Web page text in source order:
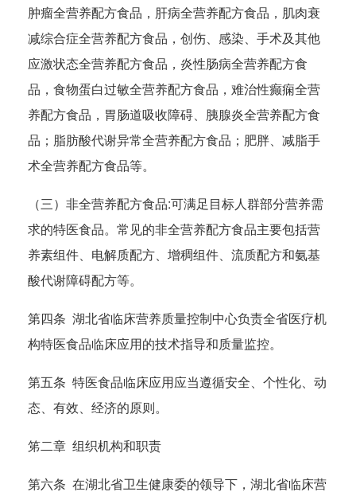
肿瘤全营养配方食品，肝病全营养配方食品，肌肉衰
减综合症全营养配方食品，创伤、感染、手术及其他
应激状态全营养配方食品，炎性肠病全营养配方食
品，食物蛋白过敏全营养配方食品，难治性癫痫全营
养配方食品，胃肠道吸收障碍、胰腺炎全营养配方食
品；脂肪酸代谢异常全营养配方食品；肥胖、减脂手
术全营养配方食品等。
（三）非全营养配方食品:可满足目标人群部分营养需
求的特医食品。常见的非全营养配方食品主要包括营
养素组件、电解质配方、增稠组件、流质配方和氨基
酸代谢障碍配方等。
第四条 湖北省临床营养质量控制中心负责全省医疗机
构特医食品临床应用的技术指导和质量监控。
第五条 特医食品临床应用应当遵循安全、个性化、动
态、有效、经济的原则。
笫二章 组织机构和职责
第六条 在湖北省卫生健康委的领导下，湖北省临床营